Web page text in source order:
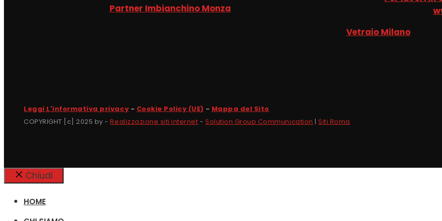
Partner Imbianchino Monza
Vetraio Milano
Leggi L'informativa privacy - Cookie Policy (UE) - Mappa del Sito
COPYRIGHT [c] 2025 by -Realizzazione siti internet -Solution Group Communication |Siti Roma
Chiudi
HOME